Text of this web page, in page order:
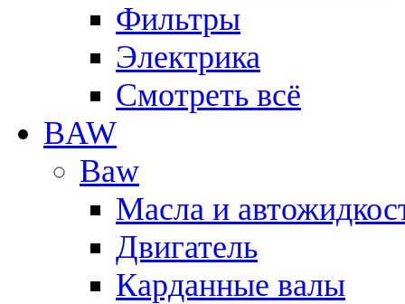
Фильтры
Электрика
Смотреть всё
BAW
Baw
Масла и
Двигатель
Карданные валы